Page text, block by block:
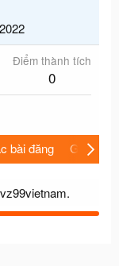
Điểm thành tích
0
bài đăng Giới thiệu